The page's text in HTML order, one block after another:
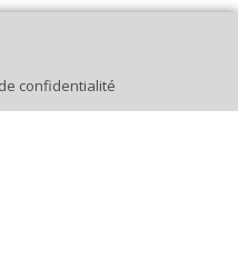
confidentialité